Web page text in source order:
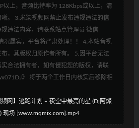
以上，音频比特率为 128Kbps或以上，清
。 3.米柒视频网禁止发布违规违法的信
违法内容，请联系站点管理员 微信
况属实，平台将严肃处理！！ 4.本站音视
，其版权归原作者所有。 5.因平台无法
合法拥有者，如有侵犯您的版权，请联
》 将于两个工作日内核实后移除相
频网】逃跑计划 – 夜空中最亮的星 (Dj阿燦
现场 [www.mqmix.com].mp4